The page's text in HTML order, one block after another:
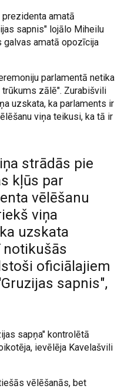
amatā
sapnis" lojālo Miheilu
galvas amatā opozīcija
parlamentā netika
zālē". Zurabišvili
uzskata, ka parlaments ir
viņa teikusi, ka tā ir
strādās pie
kļūs par
vēlēšanu
viņa
uzskata
notikušās
oficiālajiem
sapnis",
sapņa" kontrolētā
ievēlēja Kavelašvili
vēlēšanās, bet